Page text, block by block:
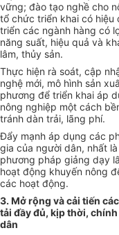
vững; đào tạo nghề cho
tổ chức triển khai có hiệu
triển các ngành hàng có
năng suất, hiệu quả và
lâm, thủy sản.
Thực hiện rà soát, cập
nghệ mới, mô hình sản
phương để triển khai áp
nông nghiệp một cách
tránh dàn trải, lãng phí.
Đẩy mạnh áp dụng các
gia của người dân, nhất
phương pháp giảng dạy l
hoạt động khuyến nông
các hoạt động.
3. Mở rộng và cải tiến
tải đầy đủ, kịp thời,
dân